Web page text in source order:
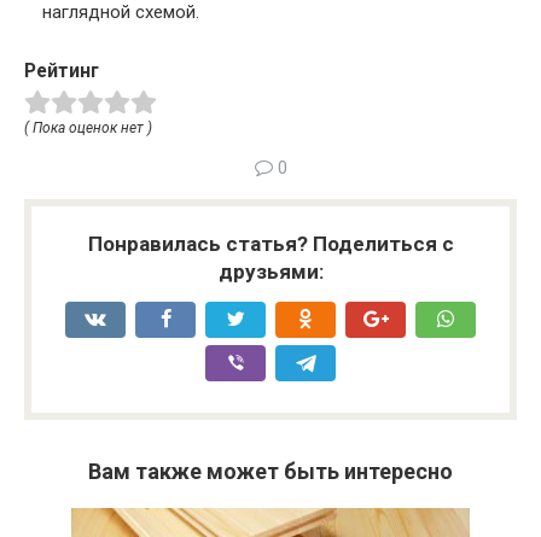
наглядной схемой.
Рейтинг
( Пока оценок нет )
0
Понравилась статья? Поделиться с
друзьями:
Вам также может быть интересно